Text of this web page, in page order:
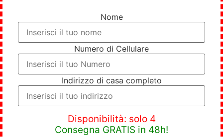
Nome
Numero di Cellulare
Indirizzo di casa completo
Disponibilità: solo 4
Consegna GRATIS in 48h!